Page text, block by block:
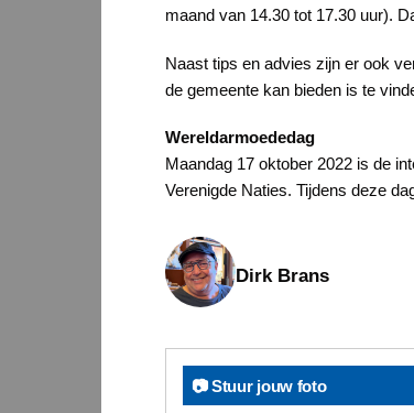
maand van 14.30 tot 17.30 uur).
Naast tips en advies zijn er ook
de gemeente kan bieden is te
Wereldarmoededag
Maandag 17 oktober 2022 is de
Verenigde Naties. Tijdens deze
Dirk Brans
📷 Stuur jouw foto